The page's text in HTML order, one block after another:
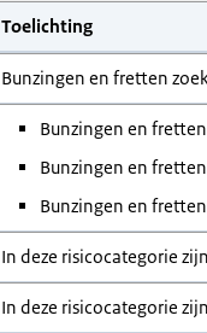
Toelichting
Bunzingen en fretten
Bunzingen en
Bunzingen en
Bunzingen en
In deze risicocategorie
In deze risicocategorie